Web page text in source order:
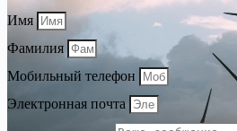
Имя
Фамилия
Мобильный телефон
Электронная почта